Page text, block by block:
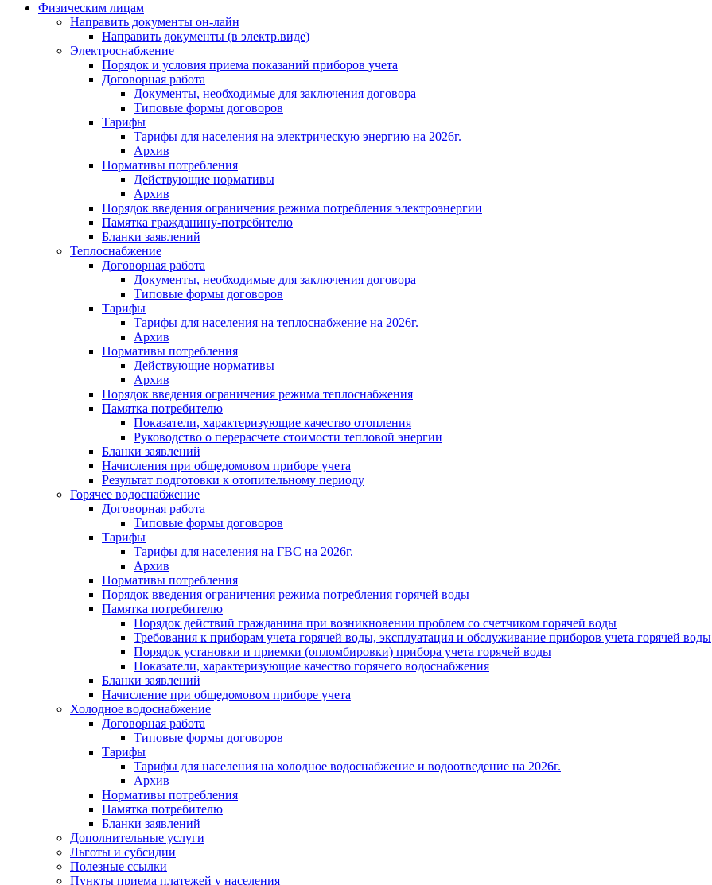
Физическим лицам
Направить документы он-лайн
Направить документы (в электр.виде)
Электроснабжение
Порядок и условия приема показаний приборов учета
Договорная работа
Документы, необходимые для заключения договора
Типовые формы договоров
Тарифы
Тарифы для населения на электрическую энергию на 2026г.
Архив
Нормативы потребления
Действующие нормативы
Архив
Порядок введения ограничения режима потребления электроэнергии
Памятка гражданину-потребителю
Бланки заявлений
Теплоснабжение
Договорная работа
Документы, необходимые для заключения договора
Типовые формы договоров
Тарифы
Тарифы для населения на теплоснабжение на 2026г.
Архив
Нормативы потребления
Действующие нормативы
Архив
Порядок введения ограничения режима теплоснабжения
Памятка потребителю
Показатели, характеризующие качество отопления
Руководство о перерасчете стоимости тепловой энергии
Бланки заявлений
Начисления при общедомовом приборе учета
Результат подготовки к отопительному периоду
Горячее водоснабжение
Договорная работа
Типовые формы договоров
Тарифы
Тарифы для населения на ГВС на 2026г.
Архив
Нормативы потребления
Порядок введения ограничения режима потребления горячей воды
Памятка потребителю
Порядок действий гражданина при возникновении проблем со счетчиком горячей воды
Требования к приборам учета горячей воды, эксплуатация и обслуживание приборов учета горячей воды
Порядок установки и приемки (опломбировки) прибора учета горячей воды
Показатели, характеризующие качество горячего водоснабжения
Бланки заявлений
Начисление при общедомовом приборе учета
Холодное водоснабжение
Договорная работа
Типовые формы договоров
Тарифы
Тарифы для населения на холодное водоснабжение и водоотведение на 2026г.
Архив
Нормативы потребления
Памятка потребителю
Бланки заявлений
Дополнительные услуги
Льготы и субсидии
Полезные ссылки
Пункты приема платежей у населения